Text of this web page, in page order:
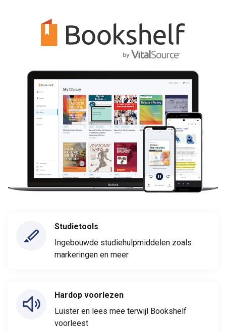
Studietools
Ingebouwde studiehulpmiddelen zoals
markeringen en meer
Hardop voorlezen
Luister en lees mee terwijl Bookshelf
voorleest